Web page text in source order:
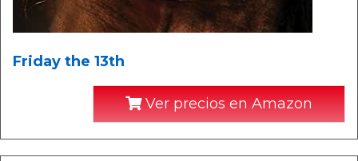
Friday the 13th
Ver precios en Amazon